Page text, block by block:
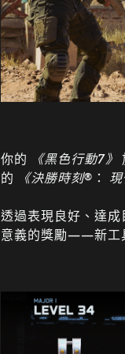
你的 《黑色行動7》
的
《決勝時刻®：
透過表現良好、達
意義的獎勵——新工